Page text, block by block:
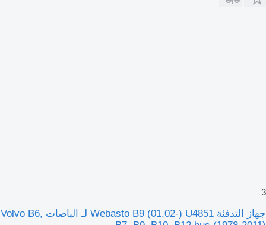
3
جهاز التدفئة Webasto B9 (01.02-) U4851 لـ الباصات Volvo B6,